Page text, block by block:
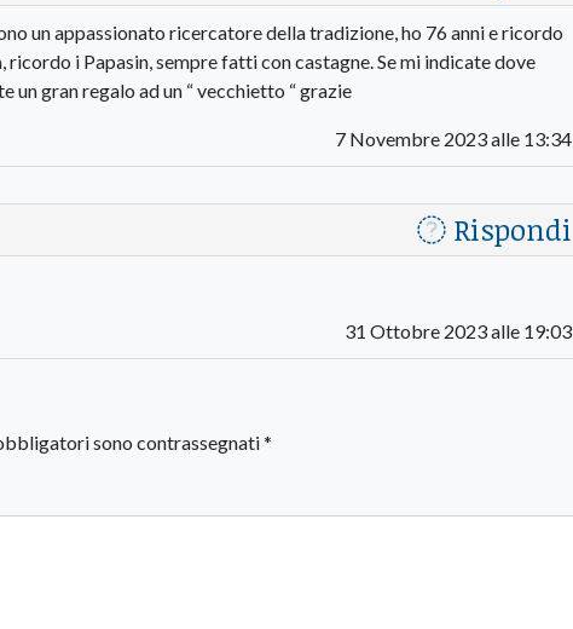
un appassionato ricercatore della tradizione, ho 76 anni e ricordo
i Papasin, sempre fatti con castagne. Se mi indicate dove
un gran regalo ad un “ vecchietto “ grazie
7 Novembre 2023 alle 13:34
Rispondi
31 Ottobre 2023 alle 19:03
sono contrassegnati*